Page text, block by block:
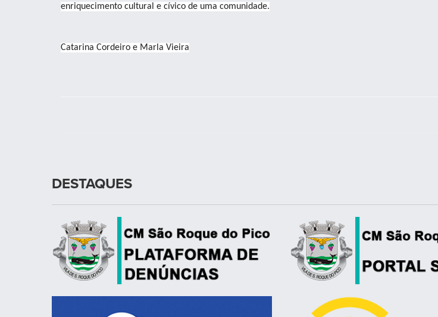
enriquecimento cultural e cívico de uma comunidade.
Catarina Cordeiro e Marla Vieira
DESTAQUES